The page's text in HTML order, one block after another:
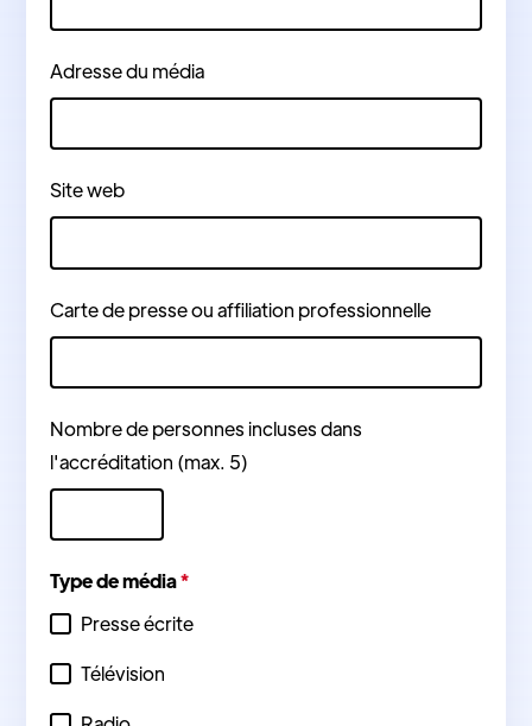
Adresse du média
Site web
Carte de presse ou affiliation professionnelle
Nombre de personnes incluses dans
l'accréditation (max. 5)
Type de média*
Presse écrite
Télévision